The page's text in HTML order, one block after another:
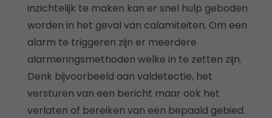
inzichtelijk te maken kan er snel hulp geboden
worden in het geval van calamiteiten. Om een
alarm te triggeren zijn er meerdere
alarmeringsmethoden welke in te zetten zijn.
Denk bijvoorbeeld aan valdetectie, het
versturen van een bericht maar ook het
verlaten of bereiken van een bepaald gebied.